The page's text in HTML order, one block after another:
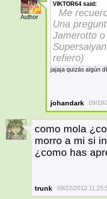
34
Author
VIKTOR64 said:
Me
Una
Jamerotto
refiero)
jajaja quizás algún
johandark 09/19/
2
como mola
morro a mi si
¿como has
trunk 09/22/2012